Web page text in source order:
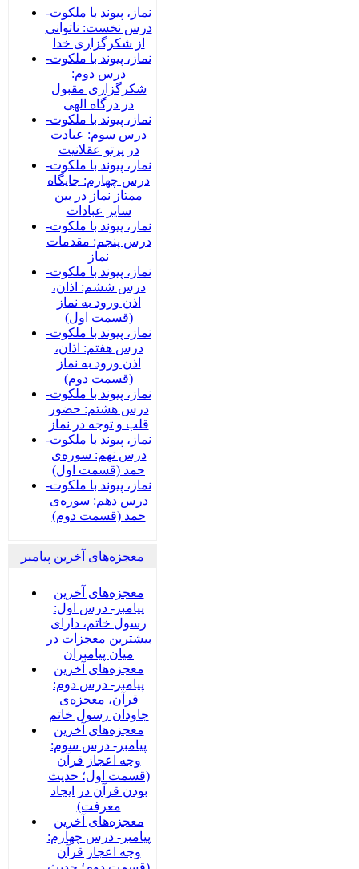
نماز، پیوند با ملکوت-
درس نخست: ناتوانی
از شکرگزاری خدا
نماز، پیوند با ملکوت-
درس دوم:
شکرگزاری مقبول
در درگاه الهی
نماز، پیوند با ملکوت-
درس سوم: عبادت
در پرتو عقلانیت
نماز، پیوند با ملکوت-
درس چهارم: جایگاه
ممتاز نماز در بین
سایر عبادات
نماز، پیوند با ملکوت-
درس پنجم: مقدمات
نماز
نماز، پیوند با ملکوت-
درس ششم: اذان،
اذن ورود به نماز
(قسمت اول)
نماز، پیوند با ملکوت-
درس هفتم: اذان،
اذن ورود به نماز
(قسمت دوم)
نماز، پیوند با ملکوت-
درس هشتم: حضور
قلب و توجه در نماز
نماز، پیوند با ملکوت-
درس نهم: سوره‌ی
حمد (قسمت اول)
نماز، پیوند با ملکوت-
درس دهم: سوره‌ی
حمد (قسمت دوم)
معجزه‌های آخرین پیامبر
معجزه‌های آخرین
پیامبر- درس اول:
رسول خاتم، دارای
بیشترین معجزات در
میان پیامبران
معجزه‌های آخرین
پیامبر- درس دوم:
قرآن، معجزه‌ی
جاودان رسول خاتم
معجزه‌های آخرین
پیامبر- درس سوم:
وجه اعجاز قرآن
(قسمت اول؛ حدیث
بودن قرآن در ایجاد
معرفت)
معجزه‌های آخرین
پیامبر- درس چهارم:
وجه اعجاز قرآن